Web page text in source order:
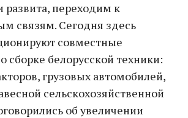
развита, переходим к
связям. Сегодня здесь
совместные
сборке белорусской техники:
грузовых автомобилей,
сельскохозяйственной
об увеличении